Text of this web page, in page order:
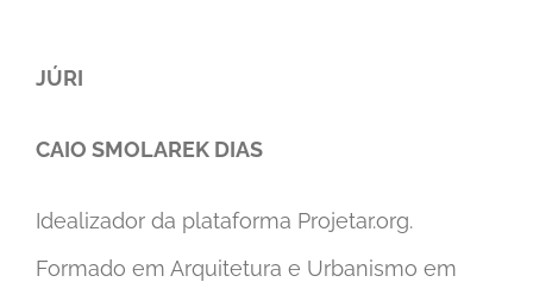
JÚRI
CAIO SMOLAREK DIAS
Idealizador da plataforma Projetar.org.
Formado em Arquitetura e Urbanismo em